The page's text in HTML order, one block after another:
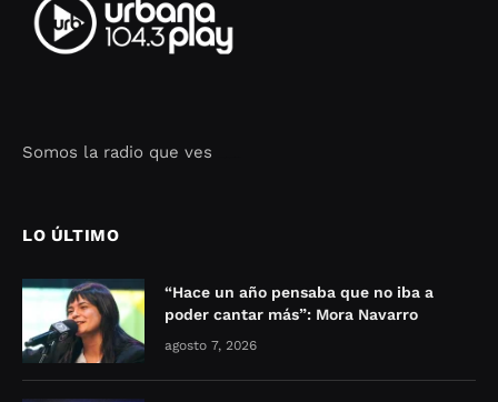
Somos la radio que ves
LO ÚLTIMO
“Hace un año pensaba que no iba a
poder cantar más”: Mora Navarro
agosto 7, 2026